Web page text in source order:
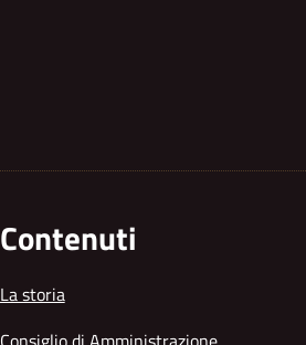
Contenuti
La storia